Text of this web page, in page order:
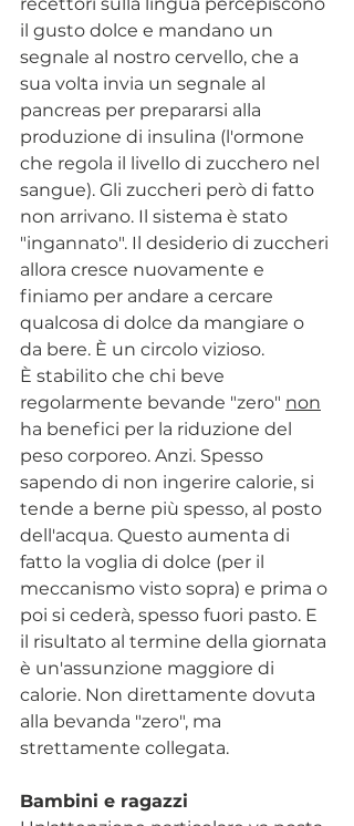
il gusto dolce e mandano un
segnale al nostro cervello, che a
sua volta invia un segnale al
pancreas per prepararsi alla
produzione di insulina (l'ormone
che regola il livello di zucchero nel
sangue). Gli zuccheri però di fatto
non arrivano. Il sistema è stato
"ingannato". Il desiderio di zuccheri
allora cresce nuovamente e
finiamo per andare a cercare
qualcosa di dolce da mangiare o
da bere. È un circolo vizioso.
È stabilito che chi beve
regolarmente bevande "zero" non
ha benefici per la riduzione del
peso corporeo. Anzi. Spesso
sapendo di non ingerire calorie, si
tende a berne più spesso, al posto
dell'acqua. Questo aumenta di
fatto la voglia di dolce (per il
meccanismo visto sopra) e prima o
poi si cederà, spesso fuori pasto. E
il risultato al termine della giornata
è un'assunzione maggiore di
calorie. Non direttamente dovuta
alla bevanda "zero", ma
strettamente collegata.
Bambini e ragazzi